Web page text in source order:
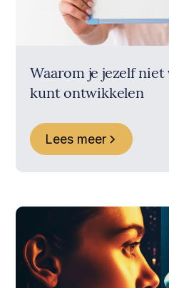
Waarom je jezelf
kunt ontwikkelen
Lees meer